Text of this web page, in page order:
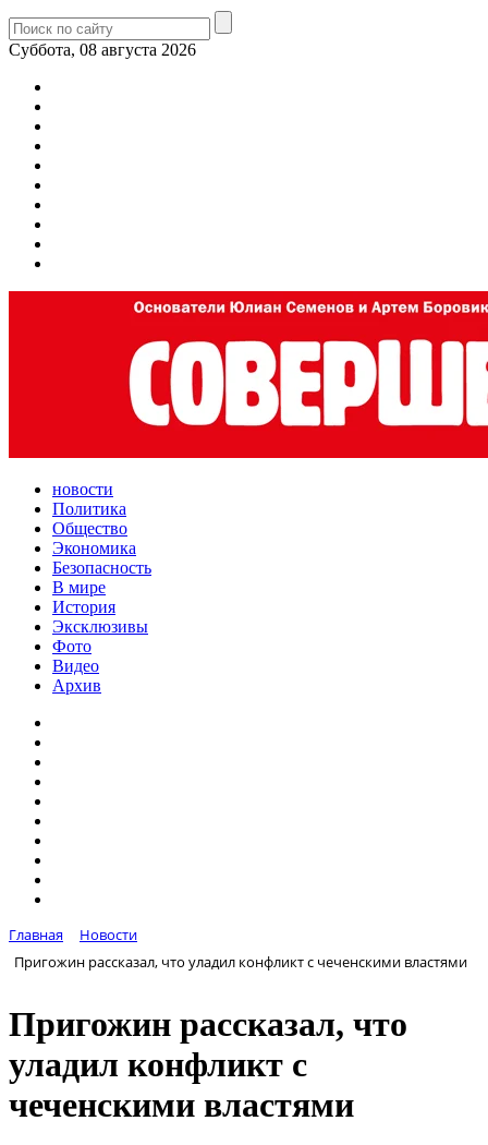
Суббота, 08 августа 2026
новости
Политика
Общество
Экономика
Безопасность
В мире
История
Эксклюзивы
Фото
Видео
Архив
Главная
Новости
Пригожин рассказал, что уладил конфликт с чеченскими властями
Пригожин рассказал, что
уладил конфликт с
чеченскими властями